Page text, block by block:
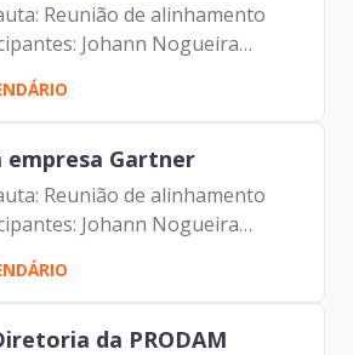
Reunião de alinhamento
Johann Nogueira
Presidente – Prodam Maurício
de Inovação e Arquitetura
...
empresa Gartner
Reunião de alinhamento
Johann Nogueira
Presidente – Prodam Maurício
de Inovação e Arquitetura
...
da PRODAM